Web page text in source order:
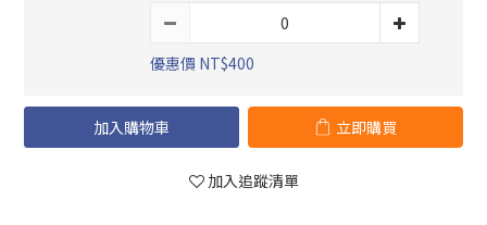
優惠價 NT$400
加入購物車 立即購買
加入追蹤清單